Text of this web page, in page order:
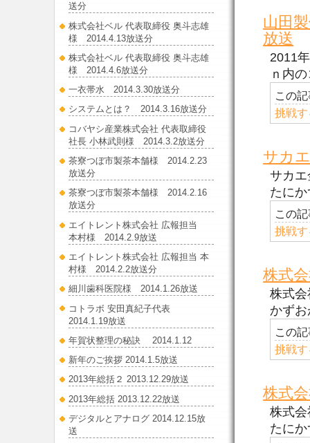
山田
放送
2011
ｎ内
この
挑戦
サカ
サカ
たに
この
挑戦
株式
株式
かず
この
挑戦
株式
株式
たに
送分
株式会社ベル 代表取締役 奥斗志雄
様 2014.4.13放送分
株式会社ベル 代表取締役 奥斗志雄
様 2014.4.6放送分
一衣帯水 2014.3.30放送分
システムとは？ 2014.3.16放送分
コバヤシ産業株式会社 代表取締役
社長 小林武則様 2014.3.2放送分
茶寮つぼ市製茶本舗様 2014.2.23
放送分
茶寮つぼ市製茶本舗様 2014.2.16
放送分
エイトレント株式会社 広報担当
本村様 2014.2.9放送
エイトレント株式会社 広報担当 本
村様 2014.2.2放送分
細川歯科医院様 2014.1.26放送
コトラボ 安田真紀子代表
2014.1.19放送
年賀状整理の秘訣 2014.1.12
新年のご挨拶 2014.1.5放送
2013年総括２ 2013.12.29放送
2013年総括 2013.12.22放送
デジタルとアナログ 2014.12.15放
送